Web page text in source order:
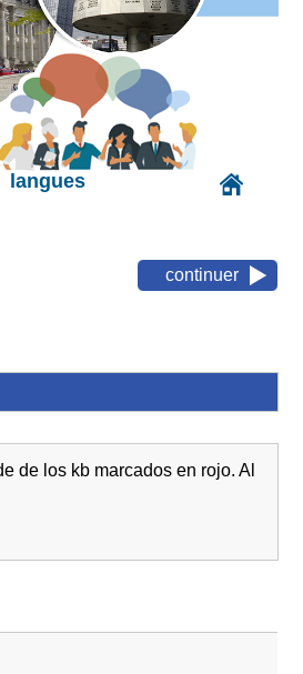
langues
continuer
de los kb marcados en rojo. Al